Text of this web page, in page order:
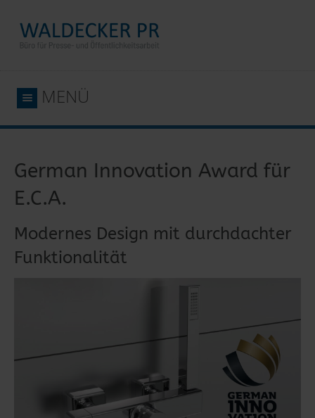
MENÜ
German Innovation Award für
E.C.A.
Modernes Design mit durchdachter
Funktionalität